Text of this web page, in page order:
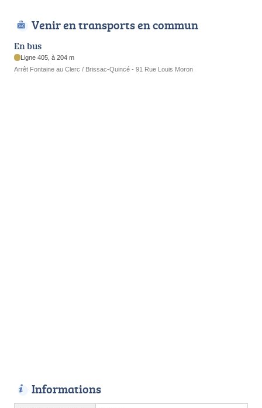
Venir en transports en commun
En bus
Ligne 405, à 204 m
Arrêt Fontaine au Clerc / Brissac-Quincé - 91 Rue Louis Moron
Informations